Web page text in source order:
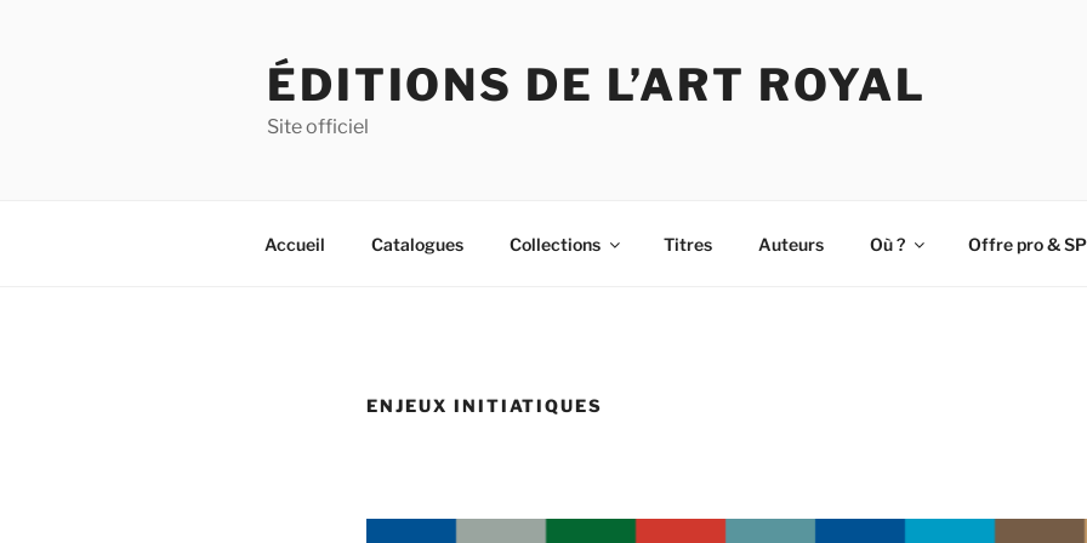
ÉDITIONS DE L’ART ROYAL
Site officiel
Accueil Catalogues Collections Titres Auteurs Où ? Offre pro & SP
ENJEUX INITIATIQUES